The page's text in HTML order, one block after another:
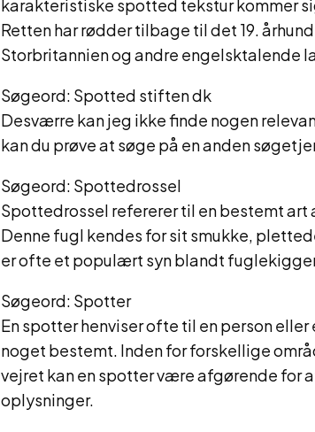
karakteristiske spotted tekstur kommer
Retten har rødder tilbage til det 19.
Storbritannien og andre engelsktalende
Søgeord: Spotted stiften dk
Desværre kan jeg ikke finde nogen
kan du prøve at søge på en anden
Søgeord: Spottedrossel
Spottedrossel refererer til en bestemt
Denne fugl kendes for sit smukke,
er ofte et populært syn blandt
Søgeord: Spotter
En spotter henviser ofte til en person
noget bestemt. Inden for forskellige
vejret kan en spotter være afgørende for
oplysninger.